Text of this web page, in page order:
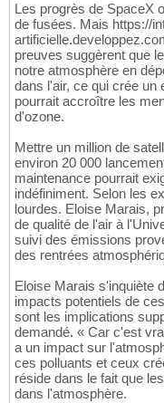
Les progrès de SpaceX
de fusées. Mais https://
preuves suggèrent que
notre atmosphère en
dans l'air, ce qui crée un
pourrait accroître les
d'ozone.
Mettre un million de
environ 20 000
maintenance pourrait
indéfiniment. Selon les
lourdes. Eloise Marais,
de qualité de l'air à
suivi des émissions
des rentrées
Eloise Marais s'inquiète
impacts potentiels de
sont les implications
demandé. « Car c'est
a un impact sur
ces polluants et ceux
réside dans le fait que
dans l'atmosphère.